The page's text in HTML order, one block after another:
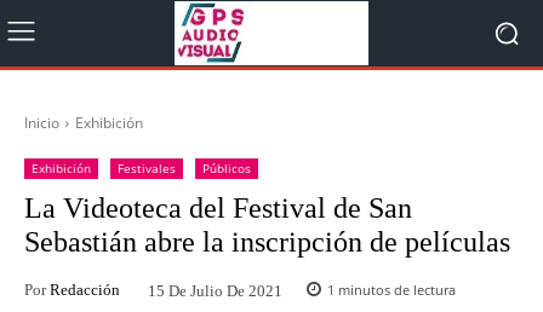
Inicio Exhibición
Exhibición Festivales Públicos
La Videoteca del Festival de San
Sebastián abre la inscripción de películas
Por Redacción 15 De Julio De 2021 1 minutos de lectura